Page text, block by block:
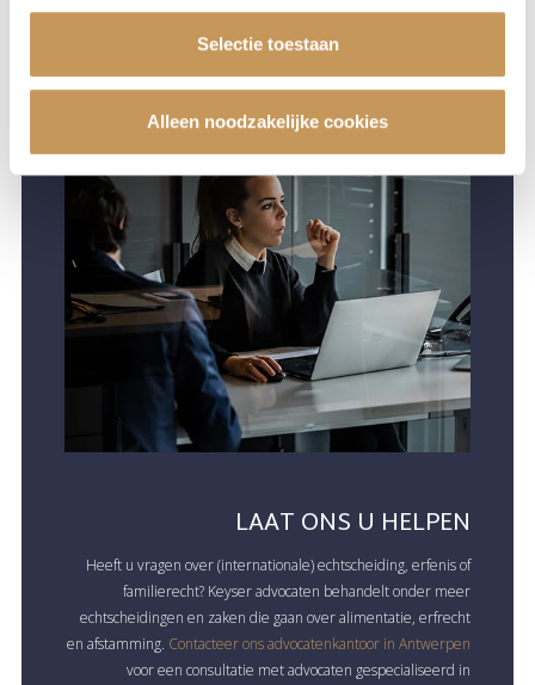
Selectie toestaan
Alleen noodzakelijke cookies
LAAT ONS U HELPEN
Heeft u vragen over (internationale) echtscheiding, erfenis of
familierecht? Keyser advocaten behandelt onder meer
echtscheidingen en zaken die gaan over alimentatie, erfrecht
en afstamming. Contacteer ons advocatenkantoor in Antwerpen
voor een consultatie met advocaten gespecialiseerd in